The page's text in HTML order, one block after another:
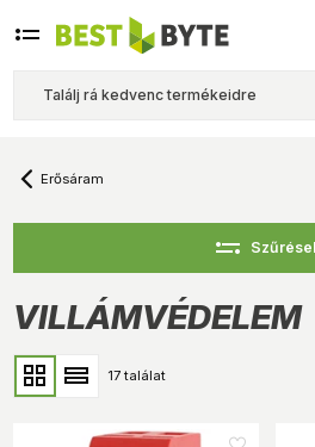
Erősáram
VILLÁMVÉDELEM
17 találat